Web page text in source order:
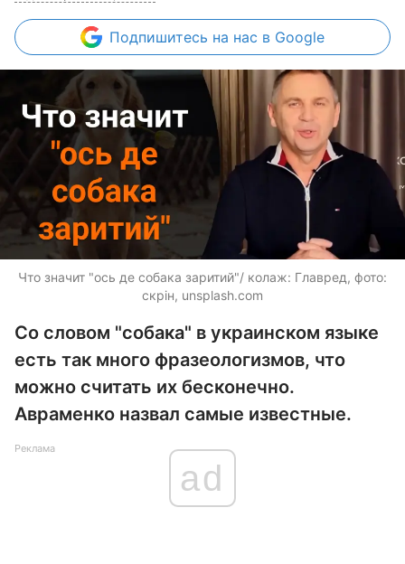
Подпишитесь на нас в Google
Что значит "ось де собака заритий"/ колаж: Главред, фото:
скрін, unsplash.com
Со словом "собака" в украинском языке
есть так много фразеологизмов, что
можно считать их бесконечно.
Авраменко назвал самые известные.
Реклама
ad